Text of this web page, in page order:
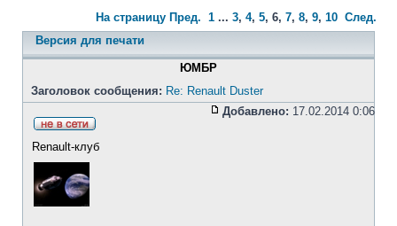
На страницу Пред. 1 ... 3, 4, 5, 6, 7, 8, 9, 10 След.
Версия для печати
ЮМБР
Заголовок сообщения: Re: Renault Duster
Добавлено: 17.02.2014 0:06
Renault-клуб